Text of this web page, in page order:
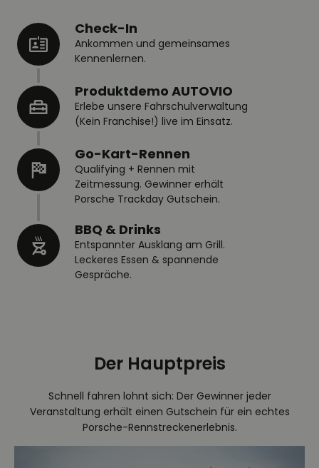
Check-In
Ankommen und gemeinsames
Kennenlernen.
Produktdemo AUTOVIO
Erlebe unsere Fahrschulverwaltung
(Kein Franchise!) live im Einsatz.
Go-Kart-Rennen
Qualifying + Rennen mit
Zeitmessung. Gewinner erhält
Porsche Trackday Gutschein.
BBQ & Drinks
Entspannter Ausklang am Grill.
Leckeres Essen & spannende
Gespräche.
Der Hauptpreis
Schnell fahren lohnt sich: Der Gewinner jeder
Veranstaltung erhält einen Gutschein für ein echtes
Porsche-Rennstreckenerlebnis.